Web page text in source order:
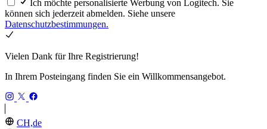
Ich möchte personalisierte Werbung von Logitech. Sie
können sich jederzeit abmelden. Siehe unsere
Datenschutzbestimmungen.
Vielen Dank für Ihre Registrierung!
In Ihrem Posteingang finden Sie ein Willkommensangebot.
CH,de